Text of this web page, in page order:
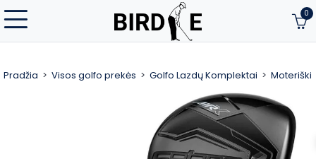
0
Pradžia Visos golfo prekės Golfo Lazdų Komplektai Moteriški